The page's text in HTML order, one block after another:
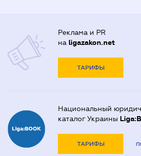
Реклама и PR
на ligazakon.net
ТАРИФЫ
Национальный
каталог Украины
ТАРИФЫ